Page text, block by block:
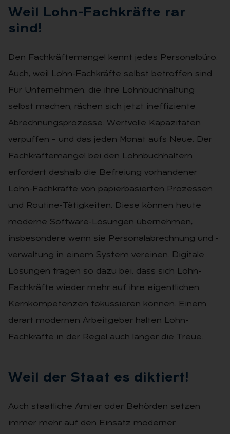
Weil Lohn-Fach­kräf­te rar
sind!
Den Fachkräftemangel kennt jedes Personalbüro.
Auch, weil Lohn-Fach­kräfte selbst betroffen sind.
Für Unter­nehmen, die ihre Lohnbuchhaltung
selbst machen, rächen sich jetzt inef­fiziente
Abrechnungsprozesse. Wert­volle Kapazitäten
verpuffen – und das jeden Monat aufs Neue. Der
Fach­kräftemangel bei den Lohnbuchhal­tern
erfordert deshalb die Befreiung vorhandener
Lohn-Fachkräfte von papierbasierten Prozessen
und Rou­tine-Tätigkeiten. Diese können heute
moderne Software-Lösungen über­nehmen,
insbesondere wenn sie Per­sonalabrechnung und -
verwaltung in einem System vereinen. Digitale
Lösungen tragen so dazu bei, dass sich Lohn-
Fachkräfte wieder mehr auf ihre eigentlichen
Kernkompeten­zen fokussieren können. Einem
der­art modernen Arbeitgeber halten Lohn-
Fachkräfte in der Regel auch länger die Treue.
Weil der Staat es dik­tiert!
Auch staatliche Ämter oder Behörden setzen
immer mehr auf den Einsatz moderner